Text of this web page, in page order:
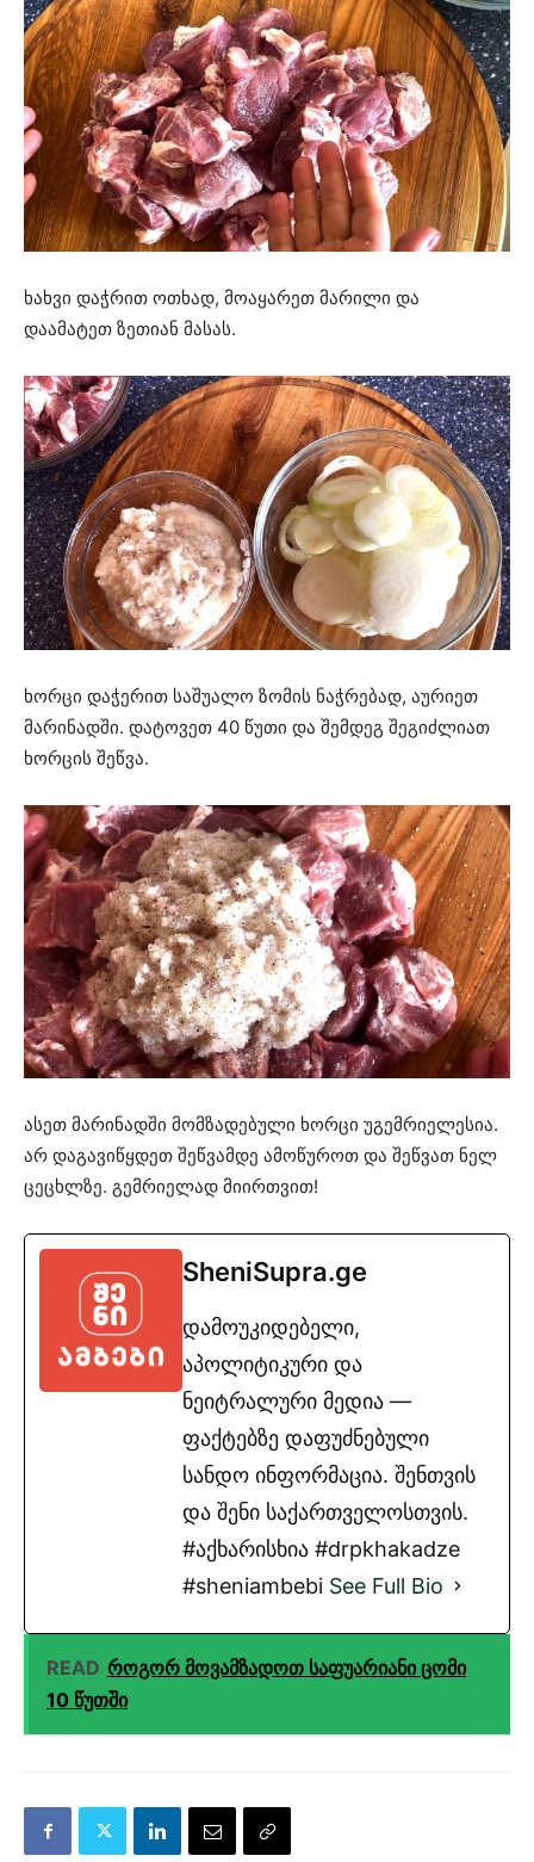
ხახვი დაჭრით ოთხად, მოაყარეთ მარილი და
დაამატეთ ზეთიან მასას.
ხორცი დაჭერით საშუალო ზომის ნაჭრებად, აურიეთ
მარინადში. დატოვეთ 40 წუთი და შემდეგ შეგიძლიათ
ხორცის შეწვა.
ასეთ მარინადში მომზადებული ხორცი უგემრიელესია.
არ დაგავიწყდეთ შეწვამდე ამოწუროთ და შეწვათ ნელ
ცეცხლზე. გემრიელად მიირთვით!
SheniSupra.ge
დამოუკიდებელი,
აპოლიტიკური და
ნეიტრალური მედია —
ფაქტებზე დაფუძნებული
სანდო ინფორმაცია. შენთვის
და შენი საქართველოსთვის.
#აქხარისხია #drpkhakadze
#sheniambebi See Full Bio
READ როგორ მოვამზადოთ საფუარიანი ცომი
10 წუთში